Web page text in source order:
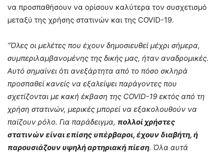
να προσπαθήσουν να ορίσουν καλύτερα τον συσχετισμό
μεταξύ της χρήσης στατινών και της COVID-19.
“Όλες οι μελέτες που έχουν δημοσιευθεί μέχρι σήμερα,
συμπεριλαμβανομένης της δικής μας, ήταν αναδρομικές.
Αυτό σημαίνει ότι ανεξάρτητα από το πόσο σκληρά
προσπαθεί κανείς να εξαλείψει παράγοντες που
σχετίζονται με κακή έκβαση της COVID-19 εκτός από τη
χρήση στατινών, μερικές μπορεί να εξακολουθούν να
παίζουν ρόλο. Για παράδειγμα, πολλοί χρήστες
στατινών είναι επίσης υπέρβαροι, έχουν διαβήτη, ή
παρουσιάζουν υψηλή αρτηριακή πίεση. Όλα αυτά